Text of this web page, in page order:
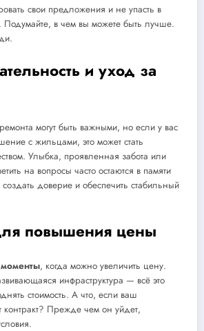
свои предложения и не упасть в
Подумайте, в чем вы можете быть лучше.
и уход за
могут быть важными, но если у вас
с жильцами, это может стать
Улыбка, проявленная забота или
на вопросы часто остаются в памяти
доверие и обеспечить стабильный
повышения цены
моменты, когда можно увеличить цену.
инфраструктура — всё это
стоимость. А что, если ваш
контракт? Прежде чем он уйдет,